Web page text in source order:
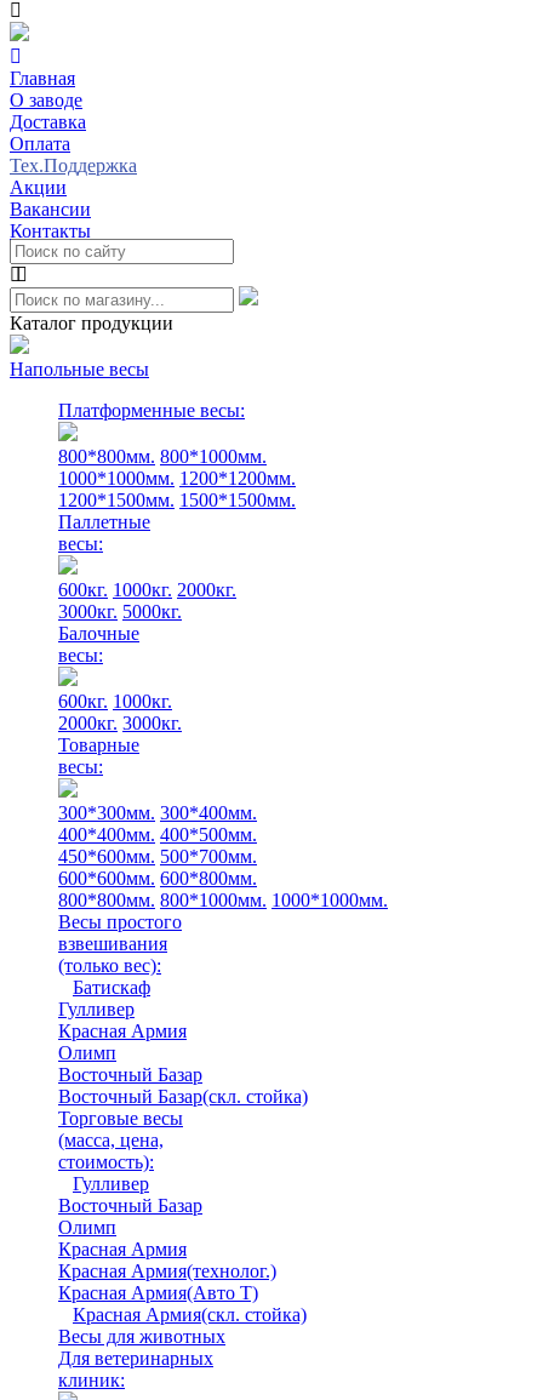
Главная
О заводе
Доставка
Оплата
Тех.Поддержка
Акции
Вакансии
Контакты
Каталог продукции
Напольные весы
Платформенные весы:
800*800мм. 800*1000мм.
1000*1000мм. 1200*1200мм.
1200*1500мм. 1500*1500мм.
Паллетные
весы:
600кг. 1000кг. 2000кг.
3000кг. 5000кг.
Балочные
весы:
600кг. 1000кг.
2000кг. 3000кг.
Товарные
весы:
300*300мм. 300*400мм.
400*400мм. 400*500мм.
450*600мм. 500*700мм.
600*600мм. 600*800мм.
800*800мм. 800*1000мм. 1000*1000мм.
Весы простого
взвешивания
(только вес):
Батискаф
Гулливер
Красная Армия
Олимп
Восточный Базар
Восточный Базар(скл. стойка)
Торговые весы
(масса, цена,
стоимость):
Гулливер
Восточный Базар
Олимп
Красная Армия
Красная Армия(технолог.)
Красная Армия(Авто Т)
Красная Армия(скл. стойка)
Весы для животных
Для ветеринарных
клиник: